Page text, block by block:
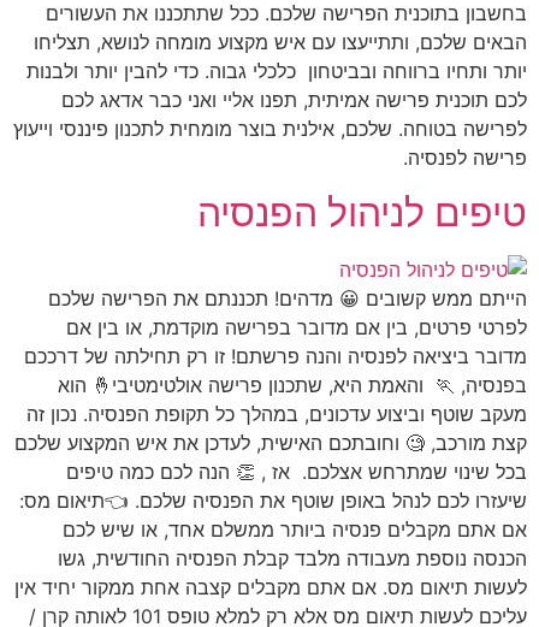
בחשבון בתוכנית הפרישה שלכם. ככל שתתכננו את העשורים
הבאים שלכם, ותתייעצו עם איש מקצוע מומחה לנושא, תצליחו
יותר ותחיו ברווחה ובביטחון כלכלי גבוה. כדי להבין יותר ולבנות
לכם תוכנית פרישה אמיתית, תפנו אליי ואני כבר אדאג לכם
לפרישה בטוחה. שלכם, אילנית בוצר מומחית לתכנון פיננסי וייעוץ
פרישה לפנסיה.
טיפים לניהול הפנסיה
הייתם ממש קשובים 😀 מדהים! תכננתם את הפרישה שלכם
לפרטי פרטים, בין אם מדובר בפרישה מוקדמת, או בין אם
מדובר ביציאה לפנסיה והנה פרשתם! זו רק תחילתה של דרככם
בפנסיה, 🏃 והאמת היא, שתכנון פרישה אולטימטיבי🤞 הוא
מעקב שוטף וביצוע עדכונים, במהלך כל תקופת הפנסיה. נכון זה
קצת מורכב, 🧐 וחובתכם האישית, לעדכן את איש המקצוע שלכם
בכל שינוי שמתרחש אצלכם. אז , 👏 הנה לכם כמה טיפים
שיעזרו לכם לנהל באופן שוטף את הפנסיה שלכם. 👈תיאום מס:
אם אתם מקבלים פנסיה ביותר ממשלם אחד, או שיש לכם
הכנסה נוספת מעבודה מלבד קבלת הפנסיה החודשית, גשו
לעשות תיאום מס. אם אתם מקבלים קצבה אחת ממקור יחיד אין
עליכם לעשות תיאום מס אלא רק למלא טופס 101 לאותה קרן /